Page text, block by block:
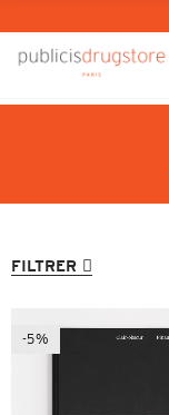
FILTRER
-5%